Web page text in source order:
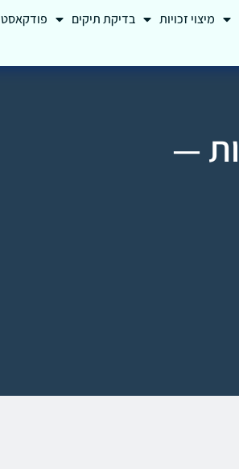
מיצוי זכויות בדיקת תיקים פודקאסט
—